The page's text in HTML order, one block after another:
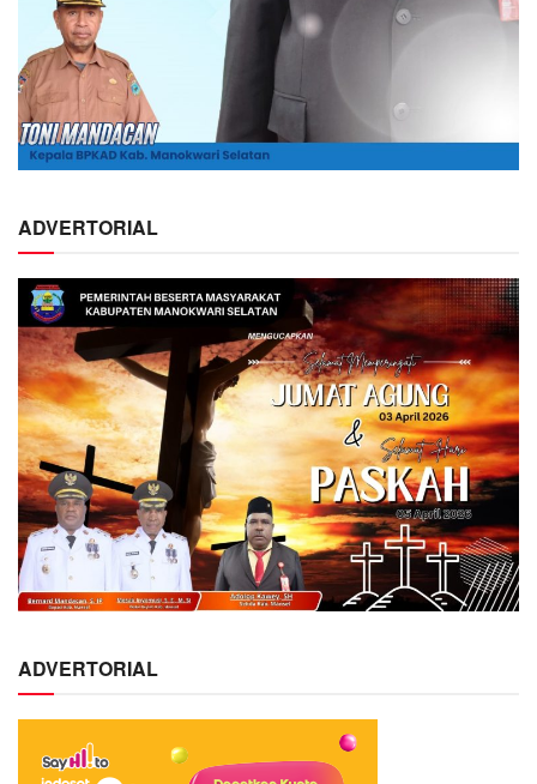
ADVERTORIAL
ADVERTORIAL